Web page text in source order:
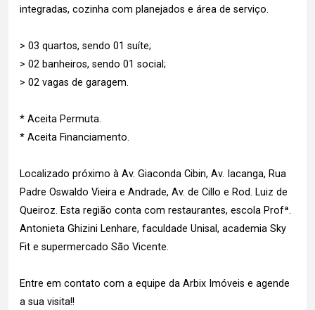
integradas, cozinha com planejados e área de serviço.
> 03 quartos, sendo 01 suíte;
> 02 banheiros, sendo 01 social;
> 02 vagas de garagem.
* Aceita Permuta.
* Aceita Financiamento.
Localizado próximo à Av. Giaconda Cibin, Av. Iacanga, Rua
Padre Oswaldo Vieira e Andrade, Av. de Cillo e Rod. Luiz de
Queiroz. Esta região conta com restaurantes, escola Profª.
Antonieta Ghizini Lenhare, faculdade Unisal, academia Sky
Fit e supermercado São Vicente.
Entre em contato com a equipe da Arbix Imóveis e agende
a sua visita!!